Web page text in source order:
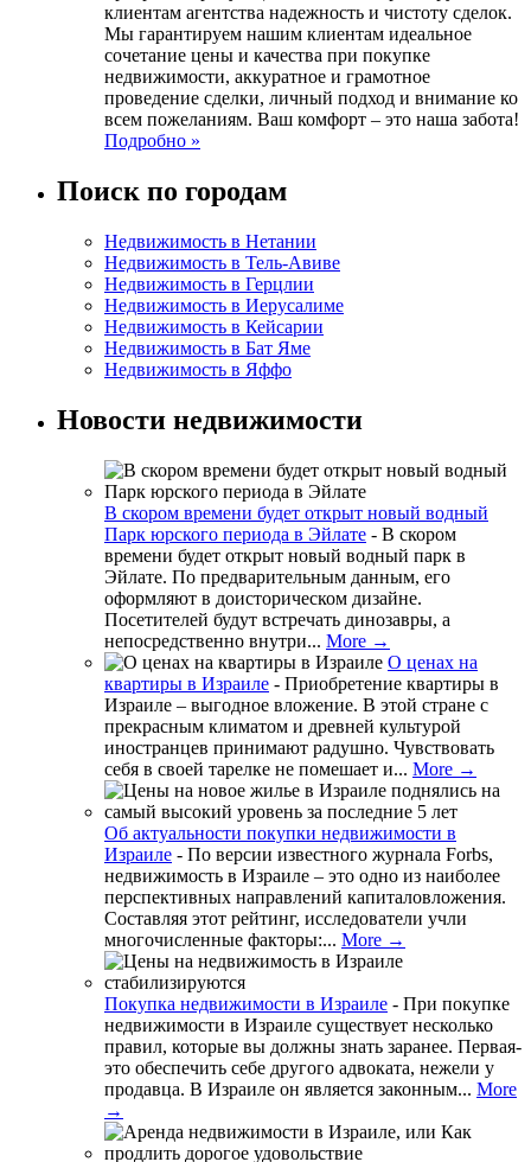
клиентам агентства надежность и чистоту сделок.
Мы гарантируем нашим клиентам идеальное
сочетание цены и качества при покупке
недвижимости, аккуратное и грамотное
проведение сделки, личный подход и внимание ко
всем пожеланиям. Ваш комфорт – это наша забота!
Подробно »
Поиск по городам
Недвижимость в Нетании
Недвижимость в Тель-Авиве
Недвижимость в Герцлии
Недвижимость в Иерусалиме
Недвижимость в Кейсарии
Недвижимость в Бат Яме
Недвижимость в Яффо
Новости недвижимости
В скором времени будет открыт новый водный
Парк юрского периода в Эйлате - В скором
времени будет открыт новый водный парк в
Эйлате. По предварительным данным, его
оформляют в доисторическом дизайне.
Посетителей будут встречать динозавры, а
непосредственно внутри... More →
О ценах на
квартиры в Израиле - Приобретение квартиры в
Израиле – выгодное вложение. В этой стране с
прекрасным климатом и древней культурой
иностранцев принимают радушно. Чувствовать
себя в своей тарелке не помешает и... More →
Об актуальности покупки недвижимости в
Израиле - По версии известного журнала Forbs,
недвижимость в Израиле – это одно из наиболее
перспективных направлений капиталовложения.
Составляя этот рейтинг, исследователи учли
многочисленные факторы:... More →
Покупка недвижимости в Израиле - При покупке
недвижимости в Израиле существует несколько
правил, которые вы должны знать заранее. Первая-
это обеспечить себе другого адвоката, нежели у
продавца. В Израиле он является законным... More
→